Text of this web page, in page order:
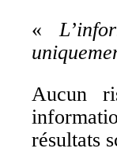
«
Aucun
résultats